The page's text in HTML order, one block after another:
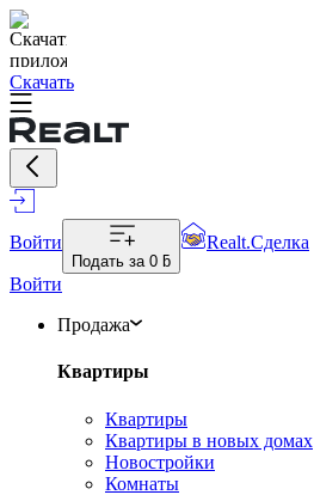
Скачать
Войти
Подать за 0 ƃ
Realt.Сделка
Войти
Продажа
Квартиры
Квартиры
Квартиры в новых домах
Новостройки
Комнаты